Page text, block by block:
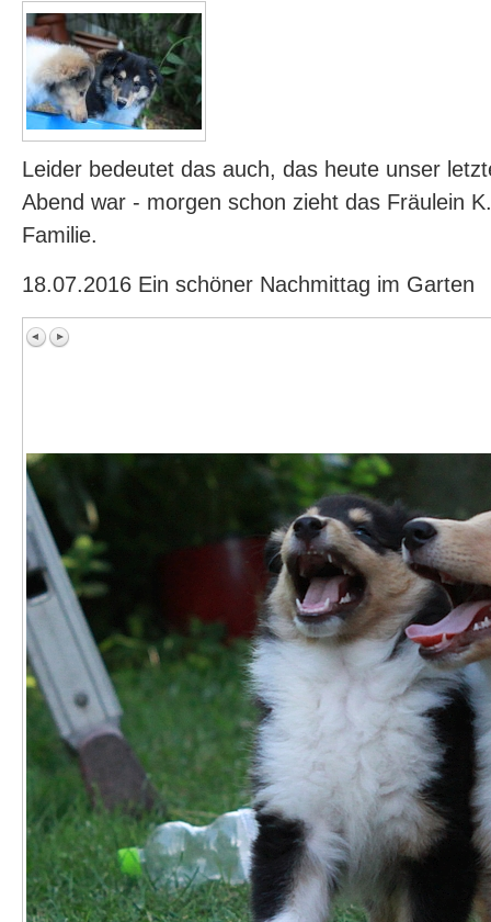
Leider bedeutet das auch, das heute unser
Abend war - morgen schon zieht das Fräulein
Familie.
18.07.2016 Ein schöner Nachmittag im Garten